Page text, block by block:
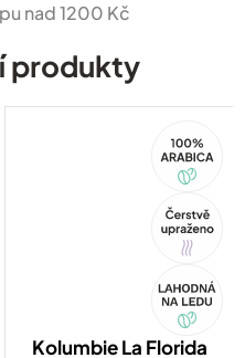
nad 1200 Kč
produkty
Tip
Arabica
Kolumbie La Florida